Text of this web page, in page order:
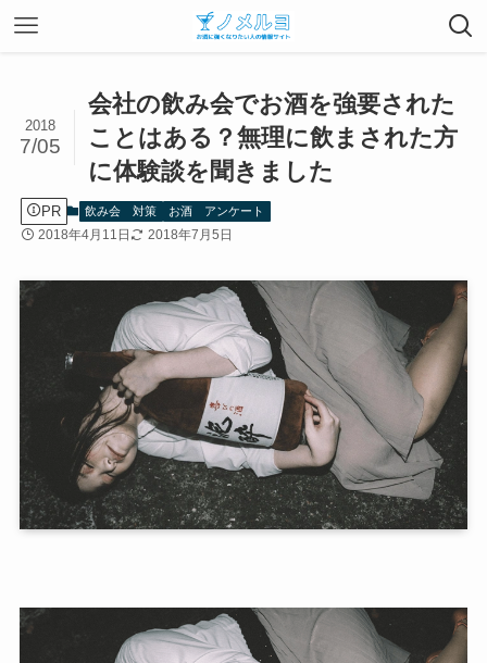
会社の飲み会でお酒を強要された
ことはある？無理に飲まされた方
に体験談を聞きました
2018
7/05
PR 飲み会 対策 お酒 アンケート
2018年4月11日 2018年7月5日